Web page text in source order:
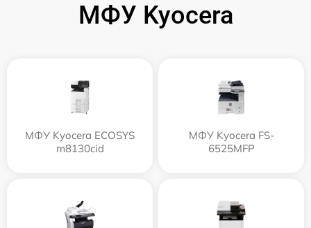
МФУ Kyocera
МФУ Kyocera ECOSYS
m8130cid
МФУ Kyocera FS-
6525MFP